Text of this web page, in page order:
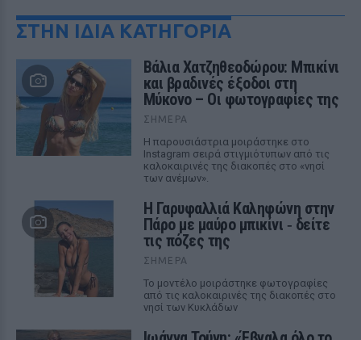
ΣΤΗΝ ΙΔΙΑ ΚΑΤΗΓΟΡΙΑ
Βάλια Χατζηθεοδώρου: Μπικίνι
και βραδινές έξοδοι στη
Μύκονο – Οι φωτογραφίες της
ΣΉΜΕΡΑ
Η παρουσιάστρια μοιράστηκε στο
Instagram σειρά στιγμιότυπων από τις
καλοκαιρινές της διακοπές στο «νησί
των ανέμων».
Η Γαρυφαλλιά Καληφώνη στην
Πάρο με μαύρο μπικίνι ‑ δείτε
τις πόζες της
ΣΉΜΕΡΑ
Το μοντέλο μοιράστηκε φωτογραφίες
από τις καλοκαιρινές της διακοπές στο
νησί των Κυκλάδων